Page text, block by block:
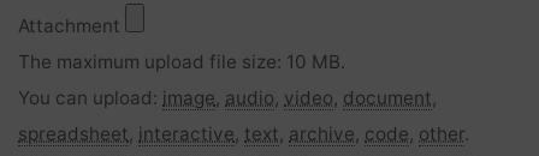
Attachment
The maximum upload file size: 10 MB.
You can upload: image, audio, video, document,
spreadsheet, interactive, text, archive, code, other.